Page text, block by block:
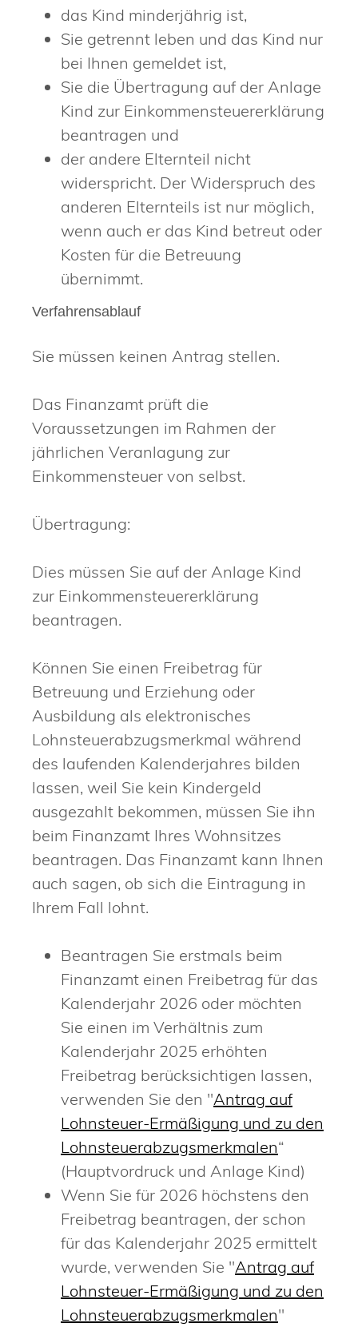
das Kind minderjährig ist,
Sie getrennt leben und das Kind nur
bei Ihnen gemeldet ist,
Sie die Übertragung auf der Anlage
Kind zur Einkommensteuererklärung
beantragen und
der andere Elternteil nicht
widerspricht. Der Widerspruch des
anderen Elternteils ist nur möglich,
wenn auch er das Kind betreut oder
Kosten für die Betreuung
übernimmt.
Verfahrensablauf
Sie müssen keinen Antrag stellen.
Das Finanzamt prüft die
Voraussetzungen im Rahmen der
jährlichen Veranlagung zur
Einkommensteuer von selbst.
Übertragung:
Dies müssen Sie auf der Anlage Kind
zur Einkommensteuererklärung
beantragen.
Können Sie einen Freibetrag für
Betreuung und Erziehung oder
Ausbildung als elektronisches
Lohnsteuerabzugsmerkmal während
des laufenden Kalenderjahres bilden
lassen, weil Sie kein Kindergeld
ausgezahlt bekommen, müssen Sie ihn
beim Finanzamt Ihres Wohnsitzes
beantragen. Das Finanzamt kann Ihnen
auch sagen, ob sich die Eintragung in
Ihrem Fall lohnt.
Beantragen Sie erstmals beim
Finanzamt einen Freibetrag für das
Kalenderjahr 2026 oder möchten
Sie einen im Verhältnis zum
Kalenderjahr 2025 erhöhten
Freibetrag berücksichtigen lassen,
verwenden Sie den "Antrag auf
Lohnsteuer-Ermäßigung und zu den
Lohnsteuerabzugsmerkmalen“
(Hauptvordruck und Anlage Kind)
Wenn Sie für 2026 höchstens den
Freibetrag beantragen, der schon
für das Kalenderjahr 2025 ermittelt
wurde, verwenden Sie "Antrag auf
Lohnsteuer-Ermäßigung und zu den
Lohnsteuerabzugsmerkmalen"